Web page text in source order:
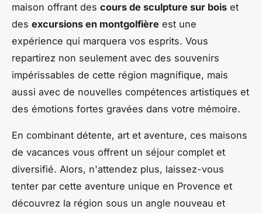
maison offrant des cours de sculpture sur bois et
des excursions en montgolfière est une
expérience qui marquera vos esprits. Vous
repartirez non seulement avec des souvenirs
impérissables de cette région magnifique, mais
aussi avec de nouvelles compétences artistiques et
des émotions fortes gravées dans votre mémoire.
En combinant détente, art et aventure, ces maisons
de vacances vous offrent un séjour complet et
diversifié. Alors, n'attendez plus, laissez-vous
tenter par cette aventure unique en Provence et
découvrez la région sous un angle nouveau et